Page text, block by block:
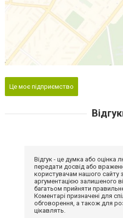
Це моє підприємство
Відгук - це думка або оцінка
передати досвід або
користувачам нашого сайту
аргументацією залишеного
багатьом прийняти
Коментарі призначені для
обговорення, а також для
цікавлять.